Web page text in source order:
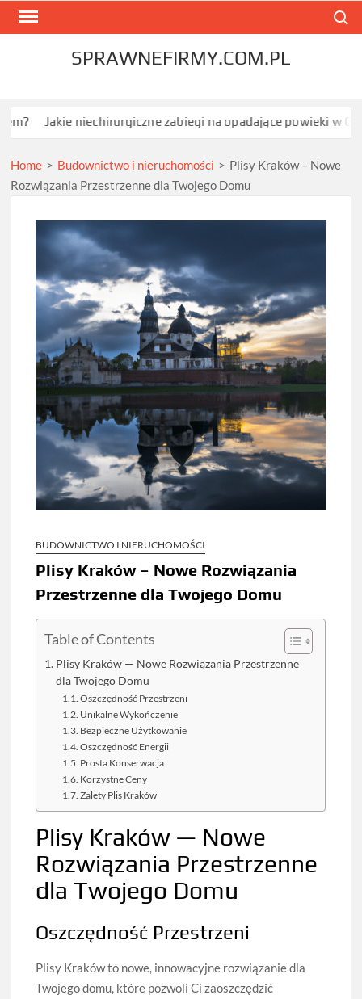
Skip
SPRAWNEFIRMY.COM.PL
niechirurgiczne zabiegi na opadające powieki w Grodzisku
Home > Budownictwo i nieruchomości > Plisy Kraków – Nowe
Rozwiązania Przestrzenne dla Twojego Domu
BUDOWNICTWO I NIERUCHOMOŚCI
Plisy Kraków – Nowe Rozwiązania
Przestrzenne dla Twojego Domu
Table of Contents
Plisy Kraków — Nowe Rozwiązania Przestrzenne
dla Twojego Domu
Oszczędność Przestrzeni
Unikalne Wykończenie
Bezpieczne Użytkowanie
Oszczędność Energii
Prosta Konserwacja
Korzystne Ceny
Zalety Plis Kraków
Plisy Kraków — Nowe
Rozwiązania Przestrzenne
dla Twojego Domu
Oszczędność Przestrzeni
Plisy Kraków to nowe, innowacyjne rozwiązanie dla
Twojego domu, które pozwoli Ci zaoszczędzić